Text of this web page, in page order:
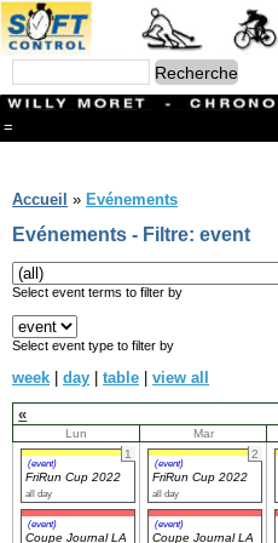
=
Branches
CONTACT
Ski ALPIN
Triathlon
Ski Nordique
Courses à pieds
Athlétisme
Slalom In-Line
Caisse à savon
Coupe "Journal La Gruyère"
Hippisme
Marche
Archives
Accueil » Evénements
Evénements - Filtre: event
Select event terms to filter by
Select event type to filter by
week | day | table | view all
«
Lun Mar
1
(event)
FriRun Cup 2022
all day
(event)
Coupe Journal LA
2
(event)
FriRun Cup 2022
all day
(event)
Coupe Journal LA